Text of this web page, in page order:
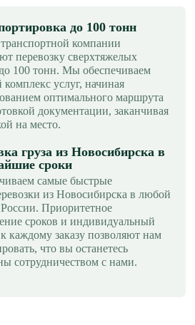
до 100 тонн
компании
перевозку сверхтяжелых
100 тонн. Мы обеспечиваем
услуг, начиная
оптимального маршрута
документации, заканчивая
на место.
груза из Новосибирска в
сроки
самые быстрые
из Новосибирска в любой
Приоритетное
сроков и индивидуальный
каждому заказу позволяют нам
что вы останетесь
сотрудничеством с нами.